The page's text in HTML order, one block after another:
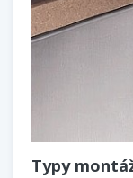
Typy